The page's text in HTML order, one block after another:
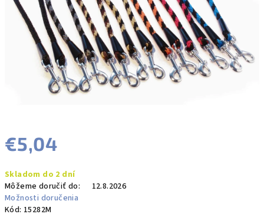
€5,04
cena:
Skladom do 2 dní
Môžeme doručiť do:
12.8.2026
Možnosti doručenia
Kód: 15282M